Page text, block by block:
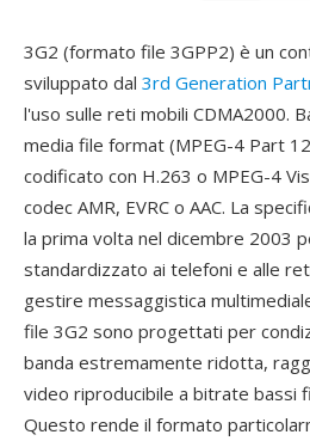
3G2 (formato file 3GPP2) è un
sviluppato dal 3rd Generation
l'uso sulle reti mobili CDMA2000.
media file format (MPEG-4 Part
codificato con H.263 o MPEG-4
codec AMR, EVRC o AAC. La
la prima volta nel dicembre 2003
standardizzato ai telefoni e alle
gestire messaggistica
file 3G2 sono progettati per
banda estremamente ridotta,
video riproducibile a bitrate bassi
Questo rende il formato